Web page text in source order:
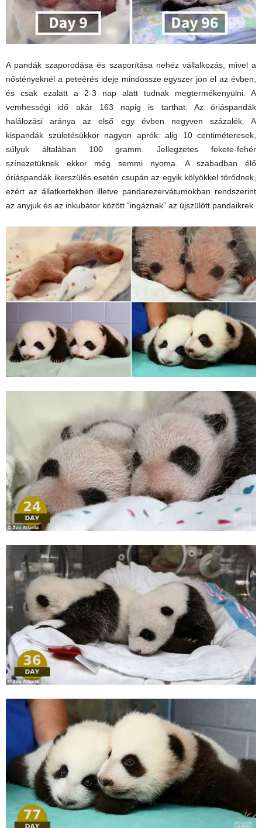
A pandák szaporodása és szaporítása nehéz vállalkozás, mivel a
nőstényeknél a peteérés ideje mindössze egyszer jön el az évben,
és csak ezalatt a 2-3 nap alatt tudnak megtermékenyülni. A
vemhességi idő akár 163 napig is tarthat. Az óriáspandák
halálozási aránya az első egy évben negyven százalék. A
kispandák születésükkor nagyon aprók: alig 10 centiméteresek,
súlyuk általában 100 gramm. Jellegzetes fekete-fehér
színezetüknek ekkor még semmi nyoma. A szabadban élő
óriáspandák ikerszülés esetén csupán az egyik kölyökkel törődnek,
ezért az állatkertekben illetve pandarezervátumokban rendszerint
az anyjuk és az inkubátor között “ingáznak” az újszülött pandaikrek.